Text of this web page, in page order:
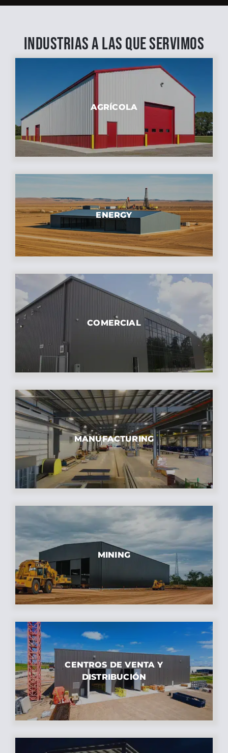
INDUSTRIAS A LAS QUE SERVIMOS
AGRÍCOLA
ENERGY
COMERCIAL
MANUFACTURING
MINING
CENTROS DE VENTA Y
DISTRIBUCIÓN